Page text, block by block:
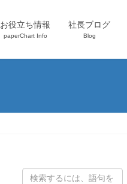
お役立ち情報
paperChart Info
社長ブログ
Blog